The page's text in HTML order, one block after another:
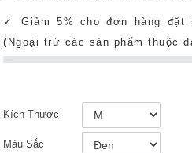
✓ Giảm 5% cho đơn hàng đặt
(Ngoại trừ các sản phẩm thuộc
Kích Thước
Màu Sắc